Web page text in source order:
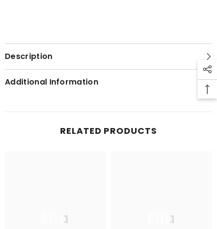
Description
Additional Information
RELATED PRODUCTS
Ella Ella